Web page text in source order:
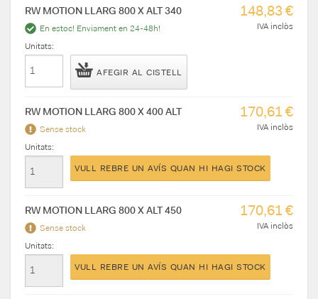
RW MOTION LLARG 800 X ALT 340
En estoc! Enviament en 24-48h!
148,83 €
IVA inclòs
Unitats:
AFEGIR AL CISTELL
RW MOTION LLARG 800 X 400 ALT
Sense stock
170,61 €
IVA inclòs
Unitats:
VULL REBRE UN AVÍS QUAN HI HAGI STOCK
RW MOTION LLARG 800 X ALT 450
Sense stock
170,61 €
IVA inclòs
Unitats:
VULL REBRE UN AVÍS QUAN HI HAGI STOCK